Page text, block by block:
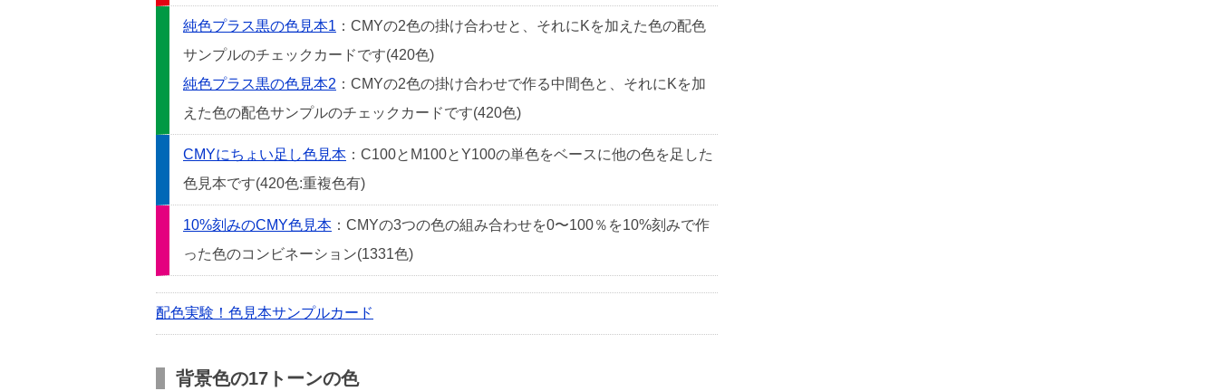
純色プラス黒の色見本1 ：CMYの2色の掛け合わせと、それにKを加えた色の配色
サンプルのチェックカードです(420色)
純色プラス黒の色見本2 ：CMYの2色の掛け合わせで作る中間色と、それにKを加
えた色の配色サンプルのチェックカードです(420色)
CMYにちょい足し色見本 ：C100とM100とY100の単色をベースに他の色を足した
色見本です(420色:重複色有)
10%刻みのCMY色見本 ：CMYの3つの色の組み合わせを0〜100％を10%刻みで作
った色のコンビネーション(1331色)
配色実験！色見本サンプルカード
背景色の17トーンの色